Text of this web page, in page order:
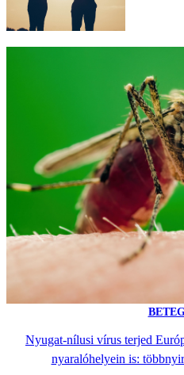
Nyugat-nílusi vírus terjed
nyaralóhelyein is: